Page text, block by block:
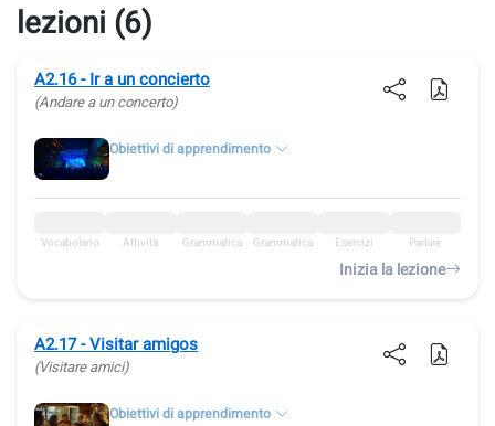
lezioni (6)
A2.16 - Ir a un concierto
(Andare a un concerto)
Obiettivi di apprendimento
Vocabolario Attività Grammatica Grammatica Esercizi Parlare
Inizia la lezione
A2.17 - Visitar amigos
(Visitare amici)
Obiettivi di apprendimento